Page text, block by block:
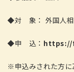
◆対 象： 外国人相
◆申 込： https://
※申込みされた方に